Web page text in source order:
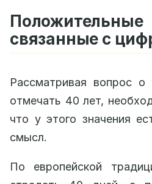
связанные с
Рассматривая вопрос
отмечать 40 лет,
что у этого значения
смысл.
По европейской